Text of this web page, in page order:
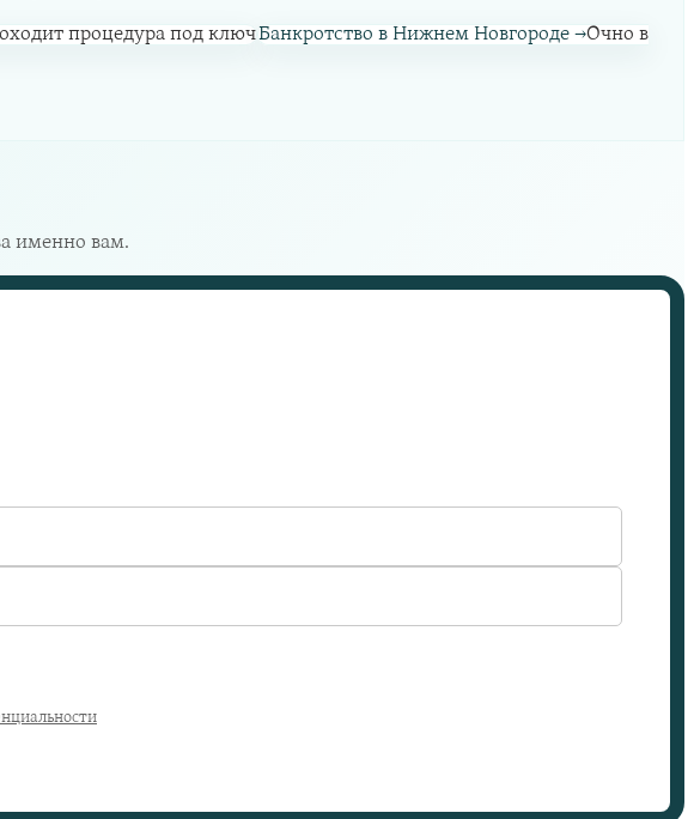
процедура под ключБанкротство в Нижнем Новгороде →Очно в
именно вам.